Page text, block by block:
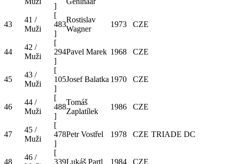
]
43
41 /
Muži
[
483
]
Rostislav
Wagner
1973 CZE
44
42 /
Muži
[
294
]
Pavel Marek 1968 CZE
45
43 /
Muži
[
105
]
Josef Balatka 1970 CZE
46
44 /
Muži
[
488
]
Tomáš
Zaplatílek
1986 CZE
47
45 /
Muži
[
478
]
Petr Vostřel 1978 CZE TRIADE DC
48
46 /
[
339Lukáš Partl 1984 CZE